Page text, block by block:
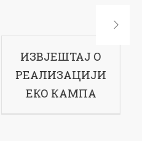
17-ти рођендан
наше школе